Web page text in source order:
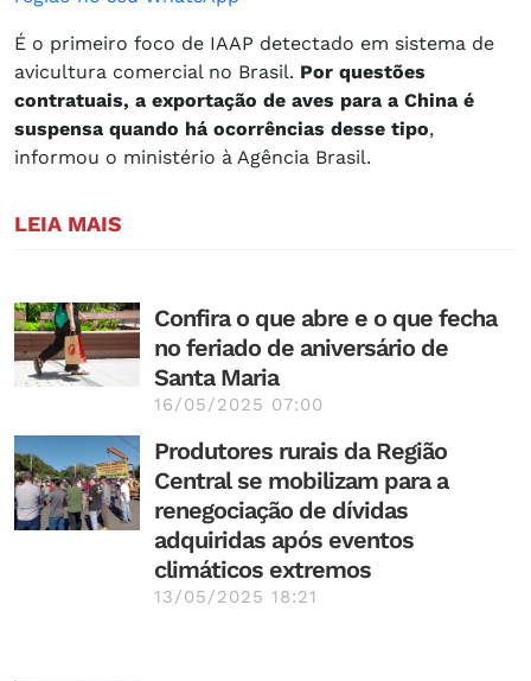
É o primeiro foco de IAAP detectado em sistema de
avicultura comercial no Brasil. Por questões
contratuais, a exportação de aves para a China é
suspensa quando há ocorrências desse tipo,
informou o ministério à Agência Brasil.
LEIA MAIS
Confira o que abre e o que fecha
no feriado de aniversário de
Santa Maria
16/05/2025 07:00
Produtores rurais da Região
Central se mobilizam para a
renegociação de dívidas
adquiridas após eventos
climáticos extremos
13/05/2025 18:21